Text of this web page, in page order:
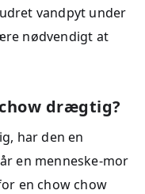
vandpyt under
nødvendigt at
drægtig?
har den en
en menneske-mor
en chow chow